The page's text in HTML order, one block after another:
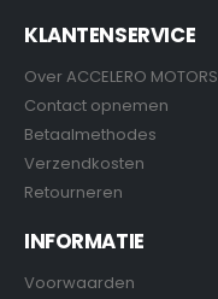
KLANTENSERVICE
Over ACCELERO MOTORS
Contact opnemen
Betaalmethodes
Verzendkosten
Retourneren
INFORMATIE
Voorwaarden